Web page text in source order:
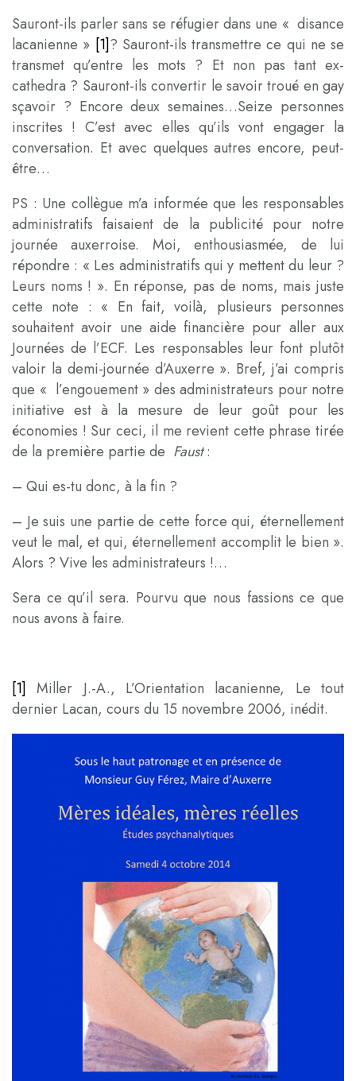
Sauront-ils parler sans se réfugier dans une « disance
lacanienne » [1]? Sauront-ils transmettre ce qui ne se
transmet qu’entre les mots ? Et non pas tant ex-
cathedra ? Sauront-ils convertir le savoir troué en gay
sçavoir ? Encore deux semaines…Seize personnes
inscrites ! C’est avec elles qu’ils vont engager la
conversation. Et avec quelques autres encore, peut-
être…
PS : Une collègue m’a informée que les responsables
administratifs faisaient de la publicité pour notre
journée auxerroise. Moi, enthousiasmée, de lui
répondre : « Les administratifs qui y mettent du leur ?
Leurs noms ! ». En réponse, pas de noms, mais juste
cette note : « En fait, voilà, plusieurs personnes
souhaitent avoir une aide financière pour aller aux
Journées de l’ECF. Les responsables leur font plutôt
valoir la demi-journée d’Auxerre ». Bref, j’ai compris
que « l’engouement » des administrateurs pour notre
initiative est à la mesure de leur goût pour les
économies ! Sur ceci, il me revient cette phrase tirée
de la première partie de Faust:
– Qui es-tu donc, à la fin ?
– Je suis une partie de cette force qui, éternellement
veut le mal, et qui, éternellement accomplit le bien ».
Alors ? Vive les administrateurs !…
Sera ce qu’il sera. Pourvu que nous fassions ce que
nous avons à faire.
[1] Miller J.-A., L’Orientation lacanienne, Le tout
dernier Lacan, cours du 15 novembre 2006, inédit.